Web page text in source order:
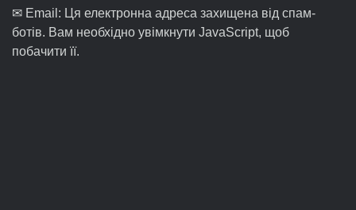
✉ Email: Ця електронна адреса захищена від спам-
ботів. Вам необхідно увімкнути JavaScript, щоб
побачити її.